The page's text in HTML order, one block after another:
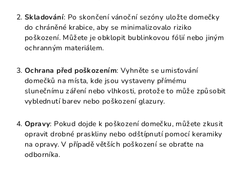
Skladování: Po skončení vánoční sezóny uložte domečky
do chráněné krabice, aby se minimalizovalo riziko
poškození. Můžete je obklopit bublinkovou fólií nebo jiným
ochranným materiálem.
Ochrana před poškozením: Vyhněte se umisťování
domečků na místa, kde jsou vystaveny přímému
slunečnímu záření nebo vlhkosti, protože to může způsobit
vyblednutí barev nebo poškození glazury.
Opravy: Pokud dojde k poškození domečku, můžete zkusit
opravit drobné praskliny nebo odštípnutí pomocí keramiky
na opravy. V případě větších poškození se obraťte na
odborníka.